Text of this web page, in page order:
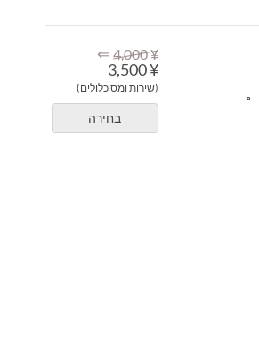
¥ 4,000
⇐
¥ 3,500
(שירות ומס כלולים)
בחירה